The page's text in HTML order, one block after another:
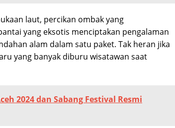
laut, percikan ombak yang
yang eksotis menciptakan pengalaman
alam dalam satu paket. Tak heran jika
yang banyak diburu wisatawan saat
2024 dan Sabang Festival Resmi